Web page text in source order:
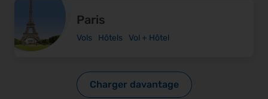
Paris
Vols Hôtels Vol + Hôtel
Charger davantage